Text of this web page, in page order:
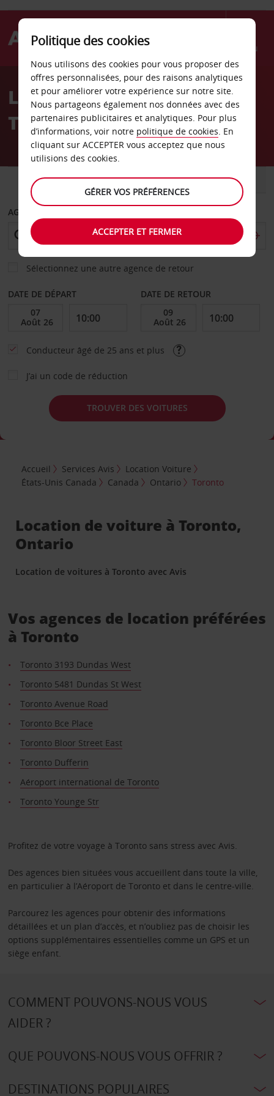
Menu
AvisLocation de voiture
Toronto
VOITURE UTILITAIRE
AGENCE DE DÉPART
Sélectionnez une autre agence de retour
DATE DE DÉPART DATE DE RETOUR
Conducteur âgé de 25 ans et plus
J’ai un code de réduction
TROUVER DES VOITURES
Accueil Services Avis
Location Voiture
États-Unis Canada
Canada Ontario Toronto
Location de voiture à Toronto,
Ontario
Location de voitures à Toronto avec Avis
Vos agences de location préférées
à Toronto
Toronto 3193 Dundas West
Toronto 5481 Dundas St West
Toronto Avenue Road
Toronto Bce Place
Toronto Bloor Street East
Toronto Dufferin
Aéroport international de Toronto
Toronto Younge Str
Profitez de votre voyage à Toronto sans stress avec Avis.
Des agences bien situées vous accueillent dans toute la ville,
en particulier à l’Aéroport de Toronto et dans le centre-ville.
Parcourez les agences pour obtenir des informations
détaillées et un plan d’accès, et n’oubliez pas de choisir les
options supplémentaires essentielles comme un GPS et un
siège enfant.
COMMENT POUVONS-NOUS VOUS
AIDER ?
QUE POUVONS-NOUS VOUS OFFRIR ?
DESTINATIONS POPULAIRES
Politique des cookies
Nous utilisons des cookies pour vous proposer des
offres personnalisées, pour des raisons analytiques
et pour améliorer votre expérience sur notre site.
Nous partageons également nos données avec des
partenaires publicitaires et analytiques. Pour plus
d’informations, voir notre politique de cookies. En
cliquant sur ACCEPTER vous acceptez que nous
utilisions des cookies.
GÉRER VOS PRÉFÉRENCES
ACCEPTER ET FERMER